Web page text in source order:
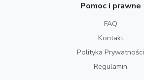
Pomoc i prawne
FAQ
Kontakt
Polityka Prywatności
Regulamin